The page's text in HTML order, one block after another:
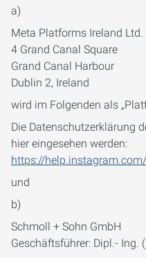
a)
Meta Platforms Ireland Ltd.
4 Grand Canal Square
Grand Canal Harbour
Dublin 2, Ireland
wird im Folgenden als
Die Datenschutzerklärung
hier eingesehen werden:
https://
und
b)
Schmoll + Sohn GmbH
Geschäftsführer: Dipl.- Ing.